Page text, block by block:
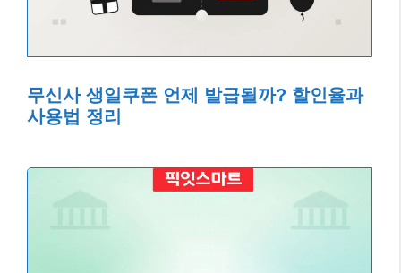
무신사 생일쿠폰 언제 발급될까? 할인율과
사용법 정리